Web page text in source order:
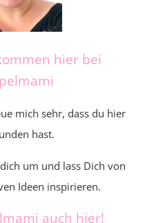
hier bei
mich sehr, dass du hier
hast.
um und lass Dich von
Ideen inspirieren.
auch hier!